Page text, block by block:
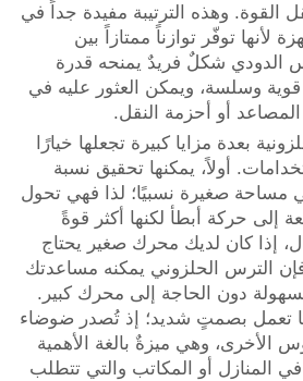
القوة. وهذه الترتيبة مفيدة جداً في
لأنها توفّر توازناً ممتازاً بين
الدودي شكلٌ فريدٌ يمنحه قدرة
وسلسة، ويمكن العثور عليه في
المصاعد أو أحزمة النقل.
بعدة مزايا كبيرة تجعلها خيارًا
أولاً، يمكنها تحقيق نسبة
صغيرة نسبيًا؛ لذا فهي تحول
إلى حركة أبطأ لكنها أكثر قوةً
إذا كان لديك محرك صغير يحتاج
فإن الترس الحلزوني يمكنه مساعدتك
دون الحاجة إلى محرك كبير.
تعمل بصمتٍ شديد؛ إذ تُصدر ضوضاء
الأخرى، وهي ميزةٌ بالغة الأهمية
المنازل أو المكاتب والتي تتطلب